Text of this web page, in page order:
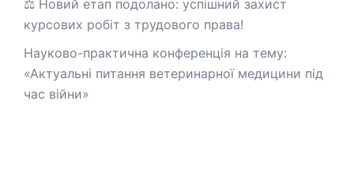
⚖️ Новий етап подолано: успішний захист
курсових робіт з трудового права!
Науково-практична конференція на тему:
«Актуальні питання ветеринарної медицини під
час війни»